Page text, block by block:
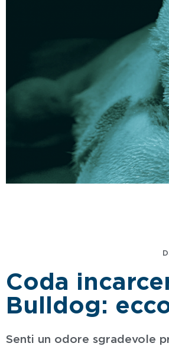
Coda
Bulldog:
Senti un odore sgradevole